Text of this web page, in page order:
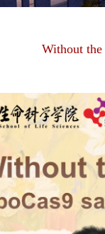
Without the